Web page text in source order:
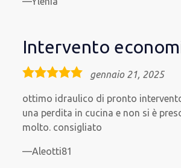
Intervento
5,0
gennaio 21, 2025
ottimo idraulico di pronto
una perdita in cucina e non si è
molto. consigliato
Aleotti81